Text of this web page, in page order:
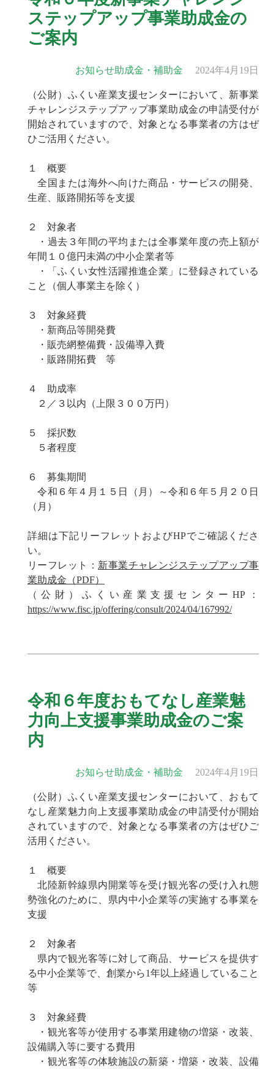
ステップアップ事業助成金の
ご案内
お知らせ助成金・補助金 2024年4月19日
（公財）ふくい産業支援センターにおいて、新事業
チャレンジステップアップ事業助成金の申請受付が
開始されていますので、対象となる事業者の方はぜ
ひご活用ください。
１ 概要
全国または海外へ向けた商品・サービスの開発、
生産、販路開拓等を支援
２ 対象者
・過去３年間の平均または全事業年度の売上額が
年間１０億円未満の中小企業者等
・「ふくい女性活躍推進企業」に登録されている
こと（個人事業主を除く）
３ 対象経費
・新商品等開発費
・販売網整備費・設備導入費
・販路開拓費 等
４ 助成率
２／３以内（上限３００万円）
５ 採択数
５者程度
６ 募集期間
令和６年４月１５日（月）～令和６年５月２０日
（月）
詳細は下記リーフレットおよびHPでご確認くださ
い。
リーフレット： 新事業チャレンジステップアップ事
業助成金（PDF）
（公財）ふくい産業支援センターHP：
https://www.fisc.jp/offering/consult/2024/04/167992/
令和６年度おもてなし産業魅
力向上支援事業助成金のご案
内
お知らせ助成金・補助金 2024年4月19日
（公財）ふくい産業支援センターにおいて、おもて
なし産業魅力向上支援事業助成金の申請受付が開始
されていますので、対象となる事業者の方はぜひご
活用ください。
１ 概要
北陸新幹線県内開業等を受け観光客の受け入れ態
勢強化のために、県内中小企業等の実施する事業を
支援
２ 対象者
県内で観光客等に対して商品、サービスを提供す
る中小企業等で、創業から1年以上経過していること
等
３ 対象経費
・観光客等が使用する事業用建物の増築・改装、
設備購入等に要する費用
・観光客等の体験施設の新築・増築・改装、設備